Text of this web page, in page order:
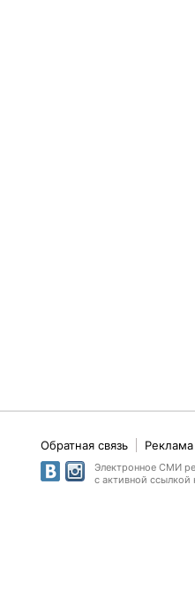
Обратная связь
Электронное СМИ
с активной ссылкой